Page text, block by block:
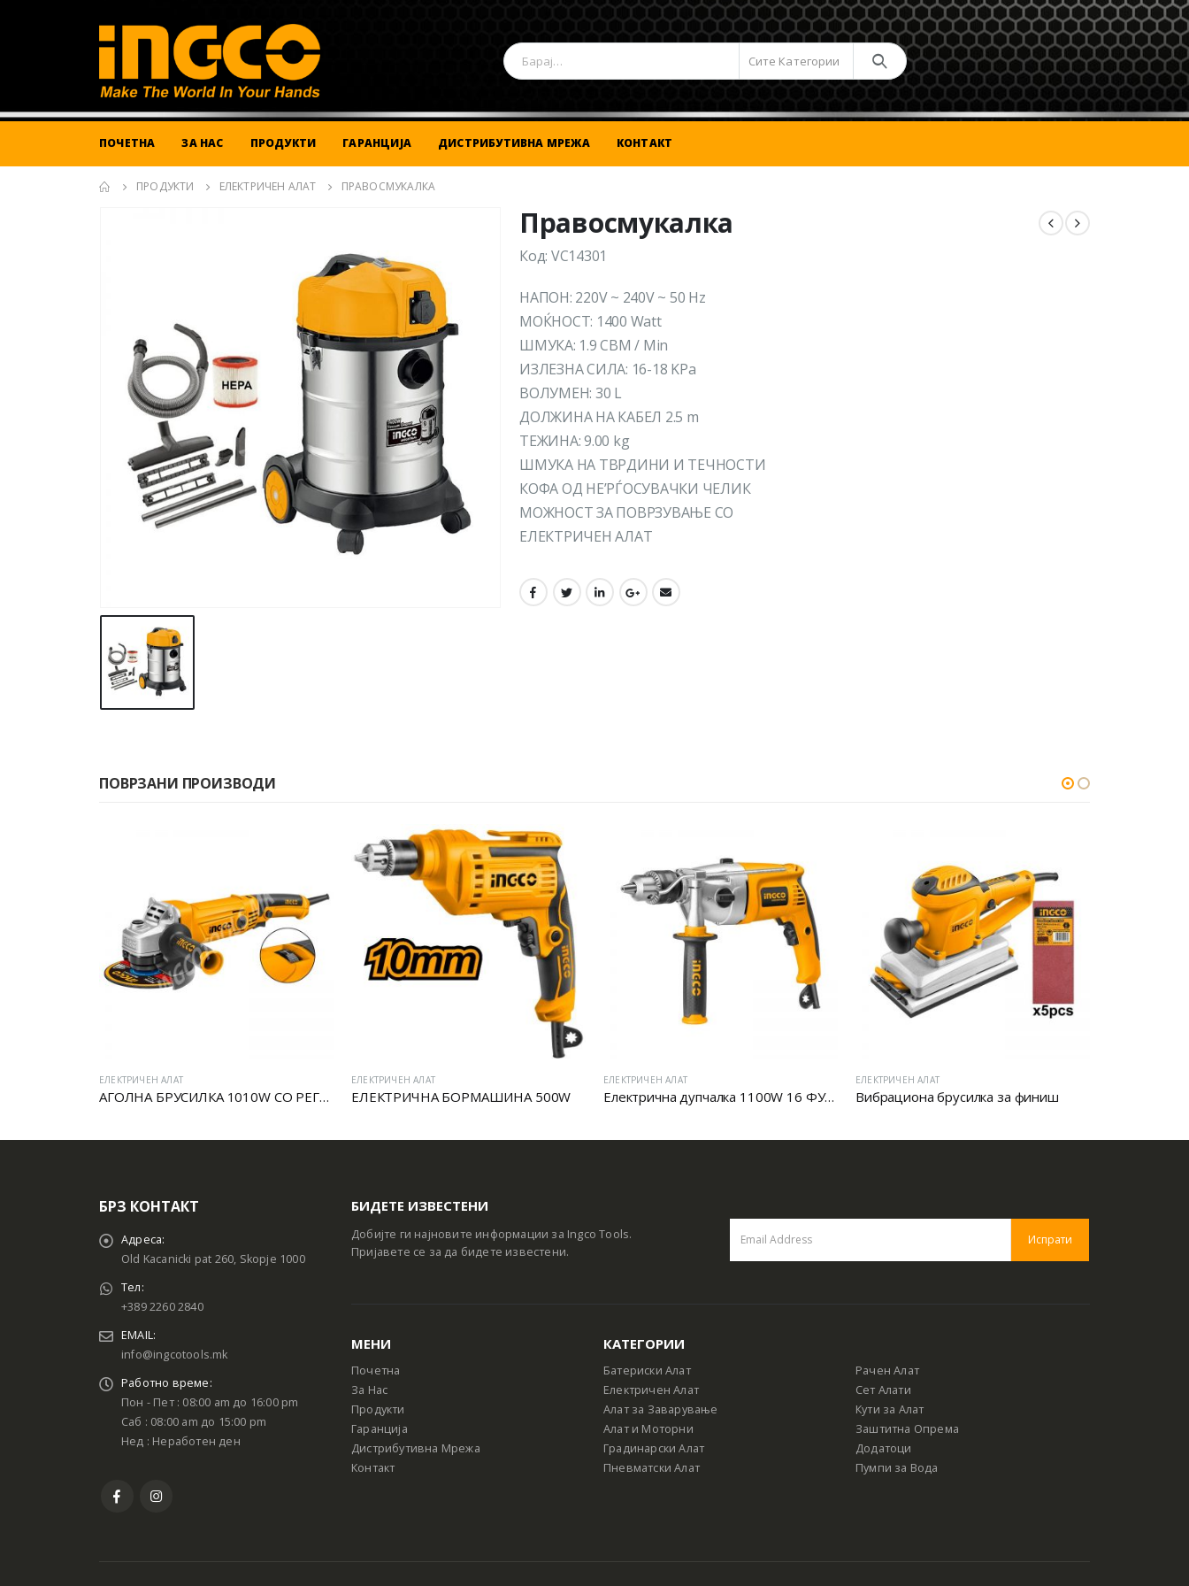
Сите Категории
ПОЧЕТНА ЗА НАС ПРОДУКТИ ГАРАНЦИЈА ДИСТРИБУТИВНА МРЕЖА КОНТАКТ
ПРОДУКТИ ЕЛЕКТРИЧЕН АЛАТ ПРАВОСМУКАЛКА
Правосмукалка
Код: VC14301
НАПОН: 220V ~ 240V ~ 50 Hz
МОЌНОСТ: 1400 Watt
ШМУКА: 1.9 CBM / Min
ИЗЛЕЗНА СИЛА: 16-18 KPa
ВОЛУМЕН: 30 L
ДОЛЖИНА НА КАБЕЛ 2.5 m
ТЕЖИНА: 9.00 kg
ШМУКА НА ТВРДИНИ И ТЕЧНОСТИ
КОФА ОД НЕ’РЃОСУВАЧКИ ЧЕЛИК
МОЖНОСТ ЗА ПОВРЗУВАЊЕ СО
ЕЛЕКТРИЧЕН АЛАТ
ПОВРЗАНИ ПРОИЗВОДИ
ЕЛЕКТРИЧЕН АЛАТ
АГОЛНА БРУСИЛКА 1010W СО РЕГУЛАТОР
ЕЛЕКТРИЧЕН АЛАТ
ЕЛЕКТРИЧНА БОРМАШИНА 500W
ЕЛЕКТРИЧЕН АЛАТ
Електрична дупчалка 1100W 16 ФУТЕР:
ЕЛЕКТРИЧЕН АЛАТ
Вибрациона брусилка за финиш
БРЗ КОНТАКТ
Адреса:
Old Kacanicki pat 260, Skopje 1000
Тел:
+389 2260 2840
EMAIL:
info@ingcotools.mk
Работно време:
Пон - Пет : 08:00 am до 16:00 pm
Саб : 08:00 am до 15:00 pm
Нед : Неработен ден
БИДЕТЕ ИЗВЕСТЕНИ
Добијте ги најновите информации за Ingco Tools.
Пријавете се за да бидете известени.
МЕНИ
Почетна
За Нас
Продукти
Гаранција
Дистрибутивна Мрежа
Контакт
КАТЕГОРИИ
Батериски Алат
Електричен Алат
Алат за Заварување
Алат и Моторни
Градинарски Алат
Пневматски Алат
Рачен Алат
Сет Алати
Кути за Алат
Заштитна Опрема
Додатоци
Пумпи за Вода